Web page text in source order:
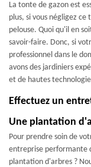
La tonte de gazon est
plus, si vous négligez
pelouse. Quoi qu'il en
savoir-faire. Donc, si
professionnel dans le
avons des jardiniers
et de hautes
Effectuez un
Une plantation
Pour prendre soin de
entreprise performante
plantation d'arbres ?